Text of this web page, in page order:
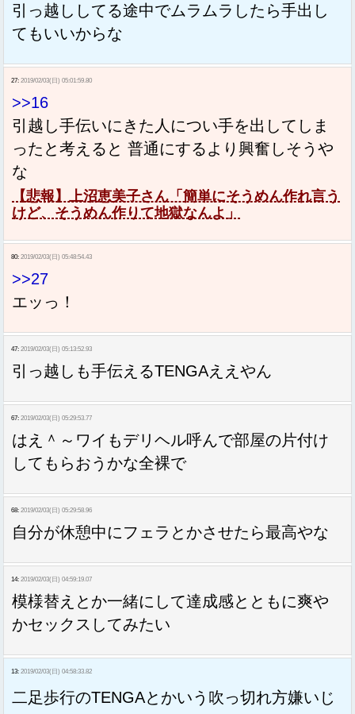
引っ越ししてる途中でムラムラしたら手出し
てもいいからな
27: 2019/02/03(日) 05:01:59.80
>>16
引越し手伝いにきた人につい手を出してしま
ったと考えると 普通にするより興奮しそうや
な
【悲報】上沼恵美子さん「簡単にそうめん作れ言う
けど、そうめん作りて地獄なんよ」
80: 2019/02/03(日) 05:48:54.43
>>27
エッっ！
47: 2019/02/03(日) 05:13:52.93
引っ越しも手伝えるTENGAええやん
67: 2019/02/03(日) 05:29:53.77
はえ＾～ワイもデリヘル呼んで部屋の片付け
してもらおうかな全裸で
68: 2019/02/03(日) 05:29:58.96
自分が休憩中にフェラとかさせたら最高やな
14: 2019/02/03(日) 04:59:19.07
模様替えとか一緒にして達成感とともに爽や
かセックスしてみたい
13: 2019/02/03(日) 04:58:33.82
二足歩行のTENGAとかいう吹っ切れ方嫌いじ